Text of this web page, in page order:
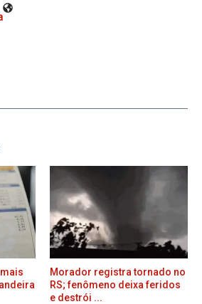
Morador registra tornado no
RS; fenômeno deixa feridos
e destrói ...